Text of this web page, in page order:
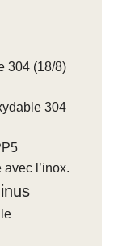
304 (18/8)
304
l’inox.